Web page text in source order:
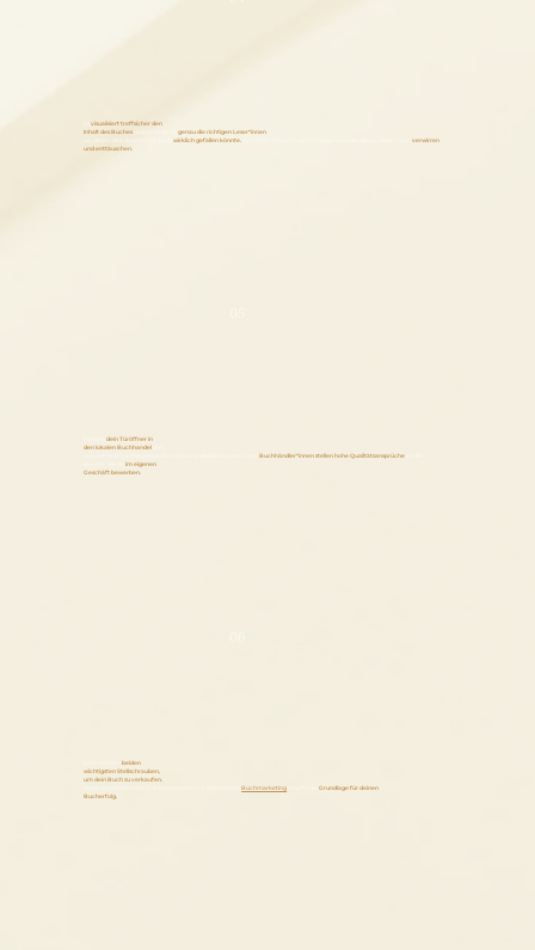
Esvisualisiert treffsicher den
Inhalt des Buches und lockt somitgenau die richtigen Leser*innen
an, denen dein Buchinhalt auchwirklich gefallen könnte. Unerfüllte Erwartungen hingegen würden deine Leser*innenverwirren
und enttäuschen.
Es kanndeinTüröffner in
den lokalen Buchhandel
was mit einem selbstgebastelten Cover undenkbar wäre. DennBuchhändler*innen stellen hohe Qualitätsansprüche
Bücher, die sieim eigenen
Geschäft bewerben.
Es ist eine derbeiden
wichtigsten Stellschrauben,
um dein Buch zu verkaufen.
Ein professionelles Cover in Kombination mit gekonntemBuchmarketing schafft dieGrundlage für deinen
Bucherfolg.